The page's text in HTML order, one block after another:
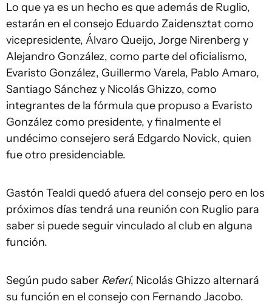
Lo que ya es un hecho es que además de Ruglio,
estarán en el consejo Eduardo Zaidensztat como
vicepresidente, Álvaro Queijo, Jorge Nirenberg y
Alejandro González, como parte del oficialismo,
Evaristo González, Guillermo Varela, Pablo Amaro,
Santiago Sánchez y Nicolás Ghizzo, como
integrantes de la fórmula que propuso a Evaristo
González como presidente, y finalmente el
undécimo consejero será Edgardo Novick, quien
fue otro presidenciable.
Gastón Tealdi quedó afuera del consejo pero en los
próximos días tendrá una reunión con Ruglio para
saber si puede seguir vinculado al club en alguna
función.
Según pudo saber Referí, Nicolás Ghizzo alternará
su función en el consejo con Fernando Jacobo.